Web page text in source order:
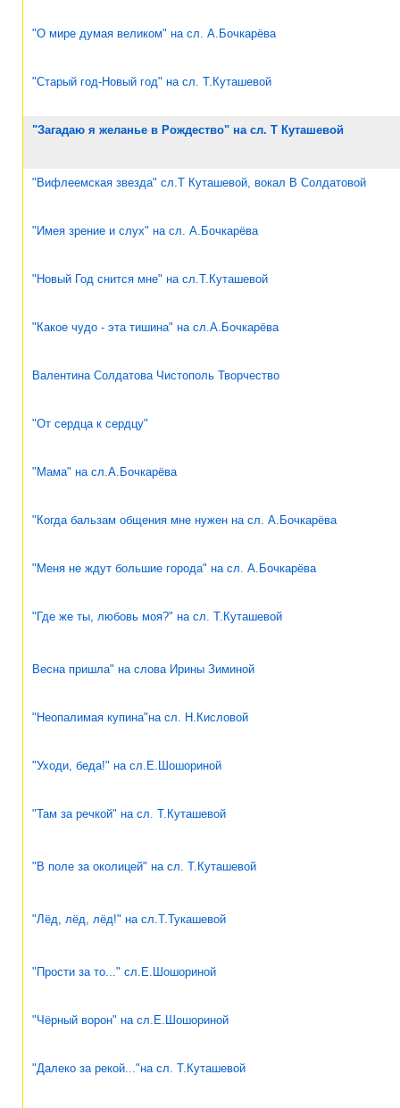
"О мире думая великом" на сл. А.Бочкарёва
"Старый год-Новый год" на сл. Т.Куташевой
"Загадаю я желанье в Рождество" на сл. Т Куташевой
"Вифлеемская звезда" сл.Т Куташевой, вокал В Солдатовой
"Имея зрение и слух" на сл. А.Бочкарёва
"Новый Год снится мне" на сл.Т.Куташевой
"Какое чудо - эта тишина" на сл.А.Бочкарёва
Валентина Солдатова Чистополь Творчество
"От сердца к сердцу"
"Мама" на сл.А.Бочкарёва
"Когда бальзам общения мне нужен на сл. А.Бочкарёва
"Меня не ждут большие города" на сл. А.Бочкарёва
"Где же ты, любовь моя?" на сл. Т.Куташевой
Весна пришла" на слова Ирины Зиминой
"Неопалимая купина"на сл. Н.Кисловой
"Уходи, беда!" на сл.Е.Шошориной
"Там за речкой" на сл. Т.Куташевой
"В поле за околицей" на сл. Т.Куташевой
"Лёд, лёд, лёд!" на сл.Т.Тукашевой
"Прости за то..." сл.Е.Шошориной
"Чёрный ворон" на сл.Е.Шошориной
"Далеко за рекой..."на сл. Т.Куташевой